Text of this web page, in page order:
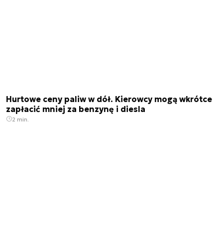
Hurtowe ceny paliw w dół. Kierowcy mogą wkrótce
zapłacić mniej za benzynę i diesla
2 min.